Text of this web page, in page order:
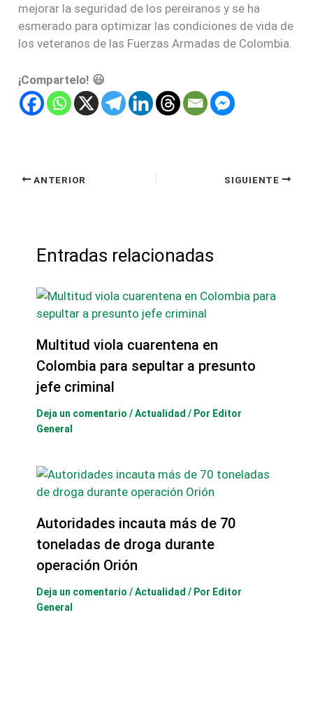
mejorar la seguridad de los pereiranos y se ha
esmerado para optimizar las condiciones de vida de
los veteranos de las Fuerzas Armadas de Colombia.
¡Compartelo! 😃
ANTERIOR SIGUIENTE
Entradas relacionadas
Multitud viola cuarentena en
Colombia para sepultar a presunto
jefe criminal
Deja un comentario /Actualidad / Por Editor
General
Autoridades incauta más de 70
toneladas de droga durante
operación Orión
Deja un comentario /Actualidad / Por Editor
General